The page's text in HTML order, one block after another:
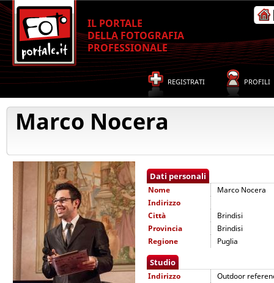
IL PORTALE
DELLA FOTOGRAFIA
PROFESSIONALE
REGISTRATI PROFILI
Marco Nocera
Dati personali
Nome
Marco Nocera
Indirizzo
Città
Brindisi
Provincia
Brindisi
Regione
Puglia
Studio
Indirizzo
Outdoor